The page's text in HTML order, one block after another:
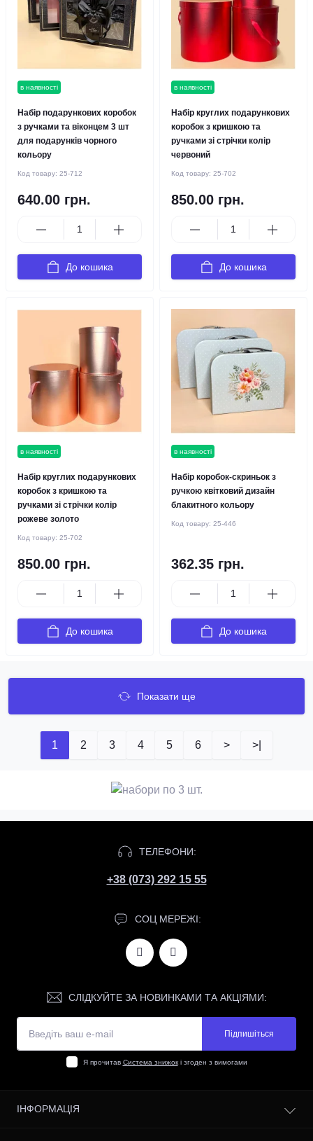
в наявності
Набір подарункових коробок
з ручками та віконцем 3 шт
для подарунків чорного
кольору
Код товару: 25-712
640.00 грн.
До кошика
в наявності
Набір круглих подарункових
коробок з кришкою та
ручками зі стрічки колір
червоний
Код товару: 25-702
850.00 грн.
До кошика
в наявності
Набір круглих подарункових
коробок з кришкою та
ручками зі стрічки колір
рожеве золото
Код товару: 25-702
850.00 грн.
До кошика
в наявності
Набір коробок-скриньок з
ручкою квітковий дизайн
блакитного кольору
Код товару: 25-446
362.35 грн.
До кошика
Показати ще
1 2 3 4 5 6 > >|
ТЕЛЕФОНИ:
+38 (073) 292 15 55
СОЦ МЕРЕЖІ:
СЛІДКУЙТЕ ЗА НОВИНКАМИ ТА АКЦІЯМИ:
Підпишіться
Я прочитав Система знижокі згоден з вимогами
ІНФОРМАЦІЯ